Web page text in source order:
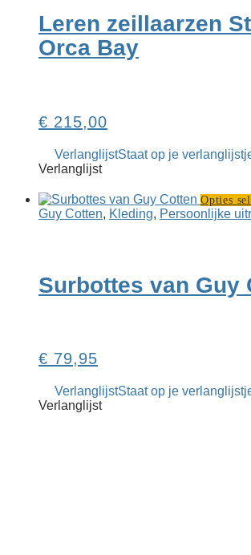
optie
kan
gekozen
Leren zeillaarzen
Orca Bay
€ 215,00
VerlanglijstStaat op je
Verlanglijst
Opties
Guy Cotten, Kleding, Persoonlijke
Surbottes van Guy
€ 79,95
VerlanglijstStaat op je
Verlanglijst